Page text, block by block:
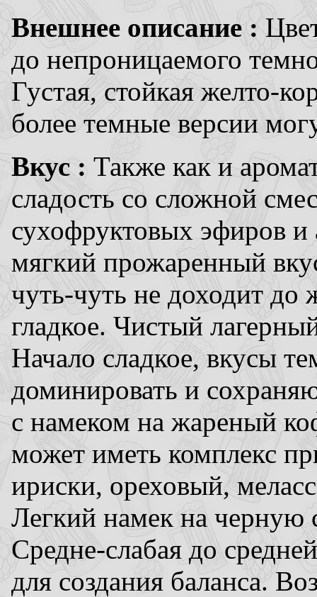
Внешнее описание :
до непроницаемого
Густая, стойкая желто-
более темные версии
Вкус : Также как и
сладость со сложной
сухофруктовых эфиров и
мягкий прожаренный
чуть-чуть не доходит
гладкое. Чистый
Начало сладкое, вкусы
доминировать и
с намеком на жареный
может иметь комплекс
ириски, ореховый,
Легкий намек на
Средне-слабая до
для создания баланса.